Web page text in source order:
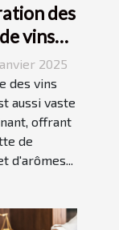
des
vins
de
2025
des vins
aussi vaste
offrant
de
d'arômes...